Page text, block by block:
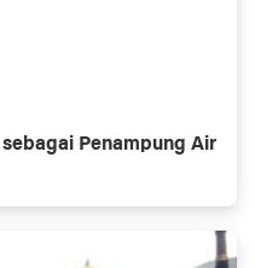
Penampung Air